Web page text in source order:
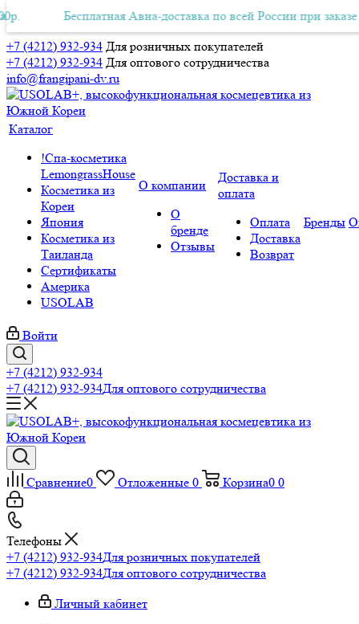
+7 (4212) 932-934 Для розничных покупателей
+7 (4212) 932-934 Для оптового сотрудничества
info@frangipani-dv.ru
Авиа-доставка по всей России при заказе от 10 000р.
Бесплатная Авиа-доставка по всей России при заказе от
Каталог
!Спа-косметика
LemongrassHouse
Косметика из
Кореи
Япония
Косметика из
Таиланда
Сертификаты
Америка
USOLAB
О компании
О
бренде
Отзывы
Доставка и
оплата
Оплата
Доставка
Возврат
Бренды
Войти
+7 (4212) 932-934
+7 (4212) 932-934Для оптового сотрудничества
Сравнение0 Отложенные 0 Корзина0 0
Телефоны
+7 (4212) 932-934Для розничных покупателей
+7 (4212) 932-934Для оптового сотрудничества
Личный кабинет